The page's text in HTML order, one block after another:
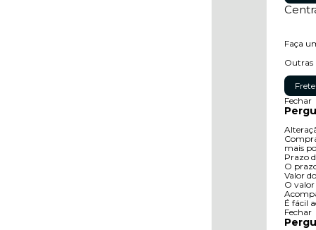
Faça
Outras
Fechar
mais
Prazo
O
Valor
O valor
É fácil
Fechar